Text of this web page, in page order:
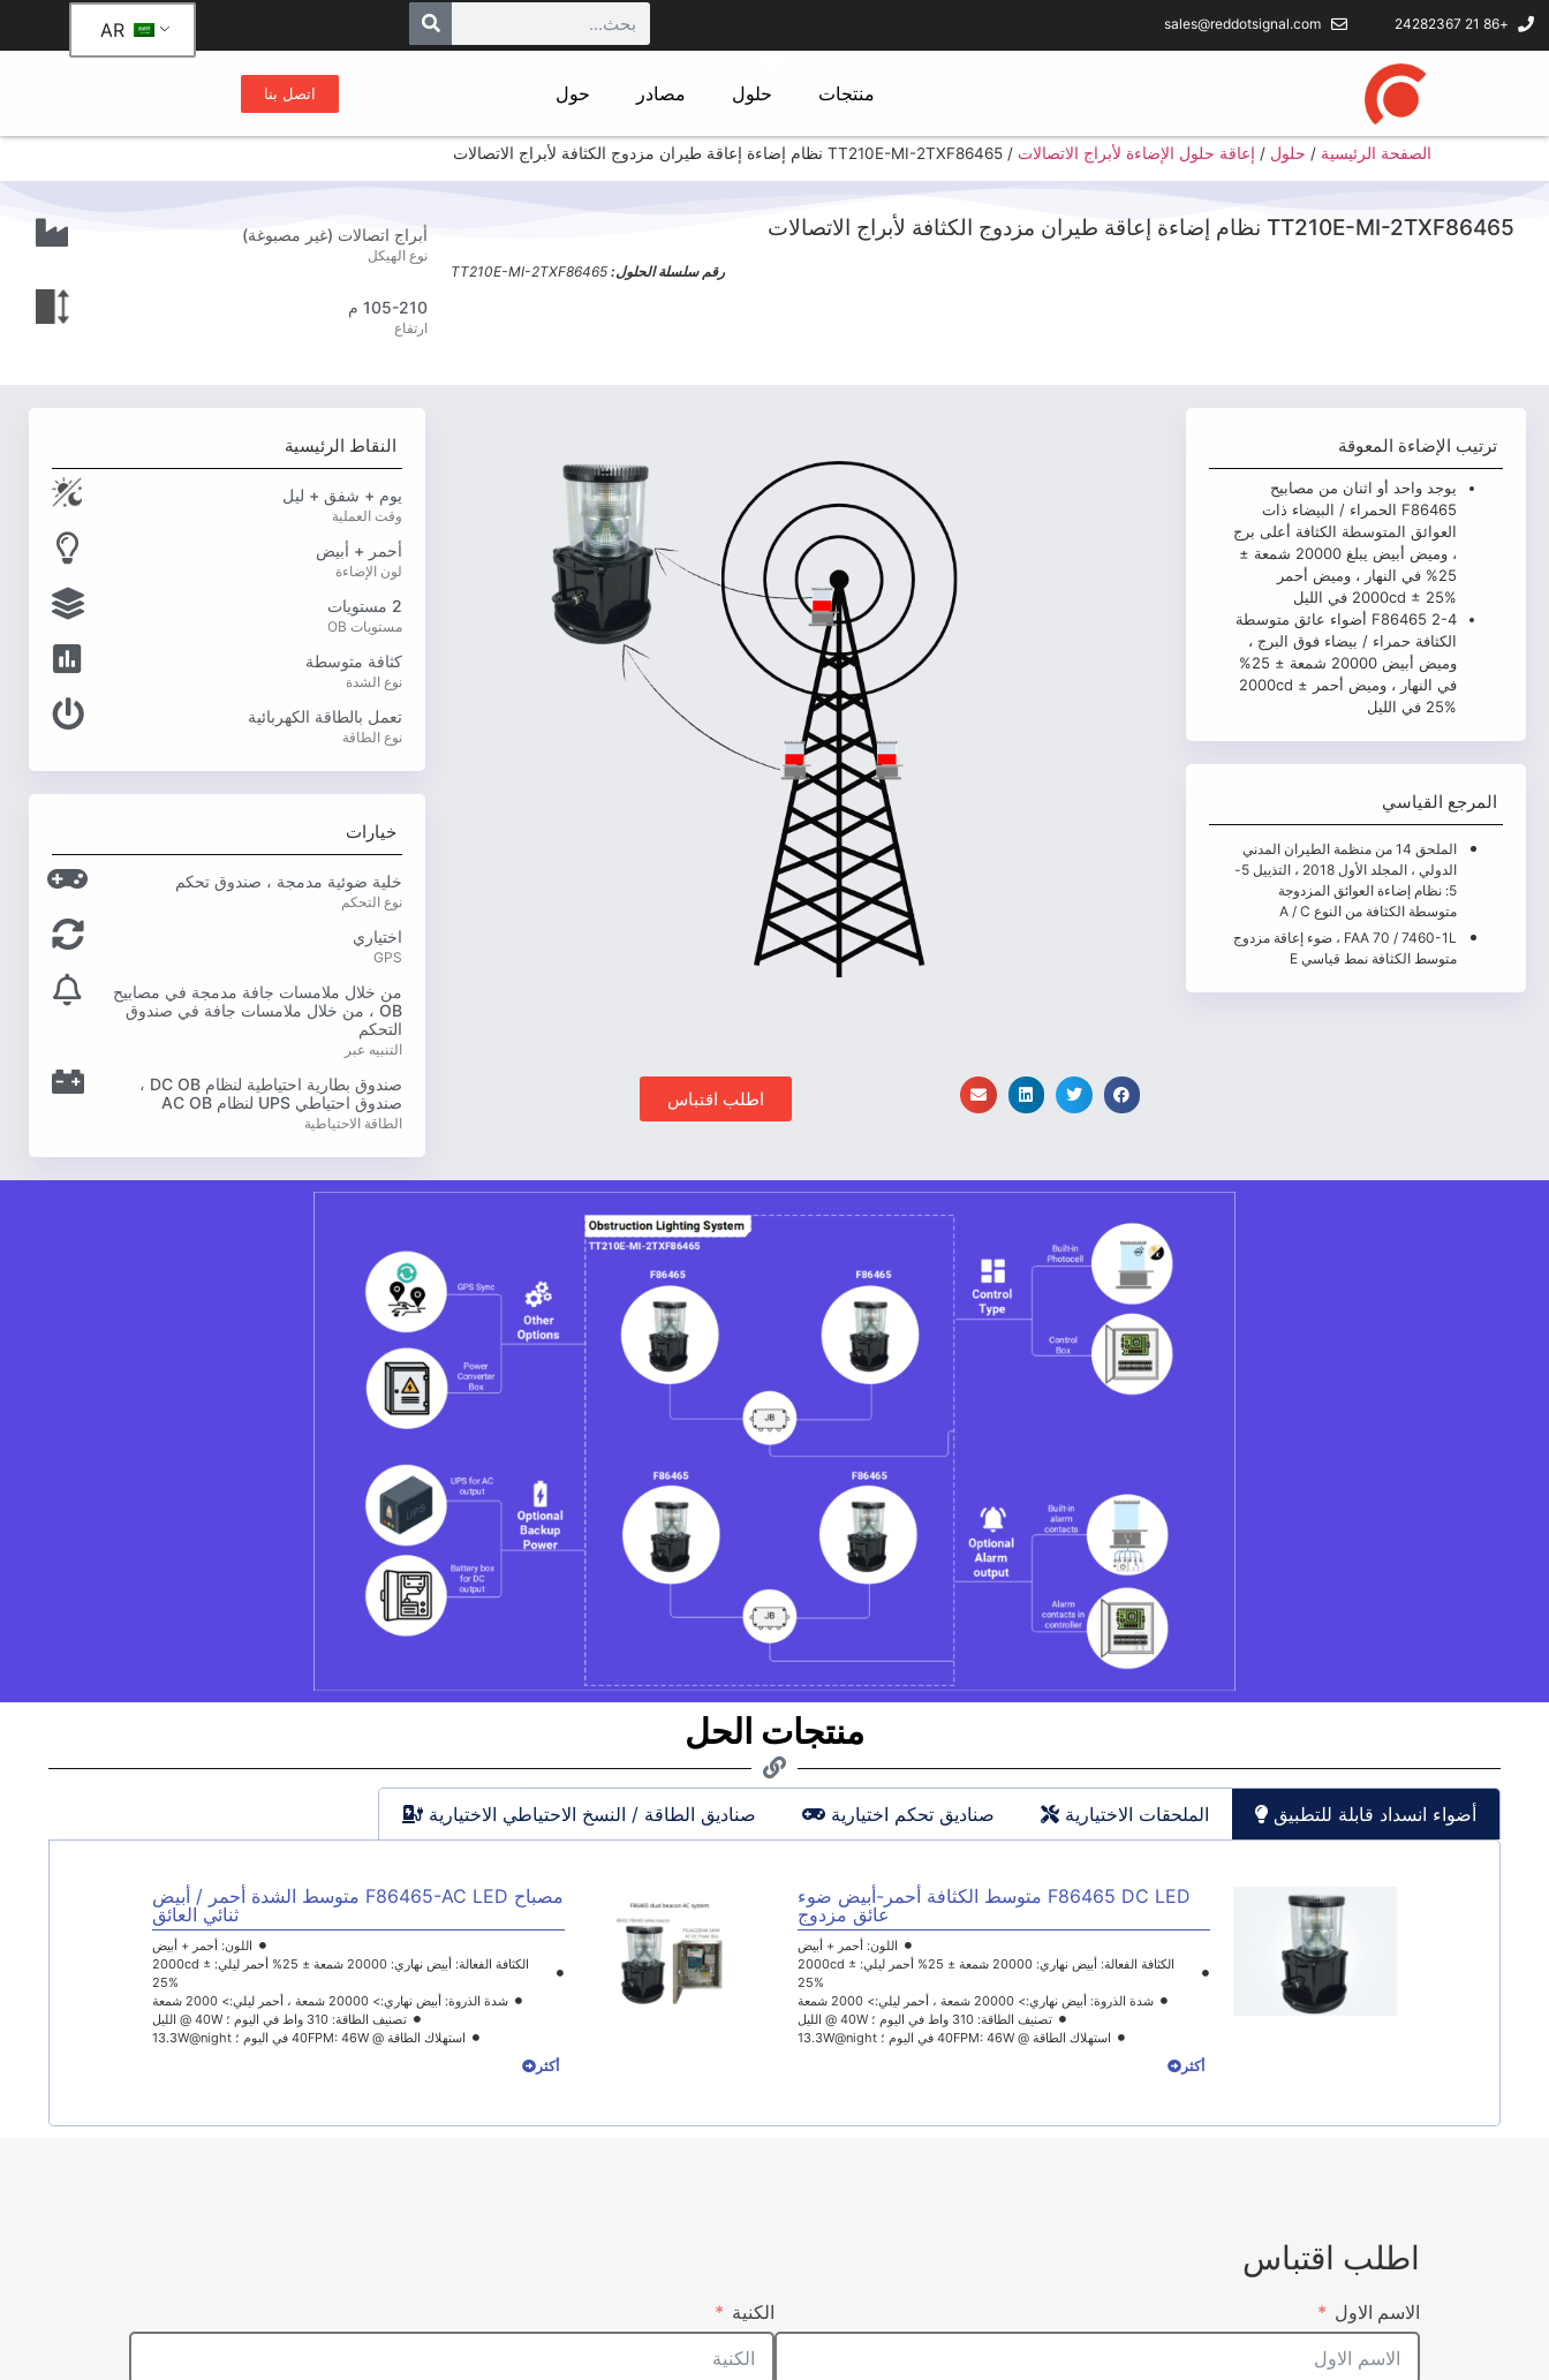
+86 21 24282367
sales@reddotsignal.com
AR
منتجات حلول مصادر حول اتصل بنا
الصفحة الرئيسية / حلول / إعاقة حلول الإضاءة لأبراج الاتصالات / TT210E-MI-2TXF86465 نظام إضاءة إعاقة طيران مزدوج الكثافة لأبراج الاتصالات
TT210E-MI-2TXF86465 نظام إضاءة إعاقة طيران مزدوج الكثافة لأبراج الاتصالات
رقم سلسلة الحلول:TT210E-MI-2TXF86465
أبراج اتصالات (غير مصبوغة)
نوع الهيكل
105-210 م
ارتفاع
ترتيب الإضاءة المعوقة
يوجد واحد أو اثنان من مصابيح
F86465 الحمراء / البيضاء ذات
العوائق المتوسطة الكثافة أعلى برج
، وميض أبيض يبلغ 20000 شمعة ±
25% في النهار ، وميض أحمر
2000cd ± 25% في الليل
2-4 F86465 أضواء عائق متوسطة
الكثافة حمراء / بيضاء فوق البرج ،
وميض أبيض 20000 شمعة ± 25%
في النهار ، وميض أحمر 2000cd ±
25% في الليل
المرجع القياسي
الملحق 14 من منظمة الطيران المدني
الدولي ، المجلد الأول 2018 ، التذييل 5-
5: نظام إضاءة العوائق المزدوجة
متوسطة الكثافة من النوع A / C
FAA 70 / 7460-1L ، ضوء إعاقة مزدوج
متوسط الكثافة نمط قياسي E
اطلب اقتباس
النقاط الرئيسية
يوم + شفق + ليل
وقت العملية
أحمر + أبيض
لون الإضاءة
2 مستويات
مستويات OB
كثافة متوسطة
نوع الشدة
تعمل بالطاقة الكهربائية
نوع الطاقة
خيارات
خلية ضوئية مدمجة ، صندوق تحكم
نوع التحكم
اختياري
GPS
من خلال ملامسات جافة مدمجة في مصابيح
OB ، من خلال ملامسات جافة في صندوق
التحكم
التنبيه عبر
صندوق بطارية احتياطية لنظام DC OB ،
صندوق احتياطي UPS لنظام AC OB
الطاقة الاحتياطية
منتجات الحل
أضواء انسداد قابلة للتطبيق الملحقات الاختيارية صناديق تحكم اختيارية صناديق الطاقة / النسخ الاحتياطي الاختيارية
F86465 DC LED متوسط الكثافة أحمر-أبيض ضوء
عائق مزدوج
اللون: أحمر + أبيض
الكثافة الفعالة: أبيض نهاري: 20000 شمعة ± 25% أحمر ليلي: 2000cd ±
25%
شدة الذروة: أبيض نهاري:> 20000 شمعة ، أحمر ليلي:> 2000 شمعة
تصنيف الطاقة: 310 واط في اليوم ؛ 40W @ الليل
استهلاك الطاقة @ 40FPM: 46W في اليوم ؛ 13.3W@night
أكثر
مصباح F86465-AC LED متوسط الشدة أحمر / أبيض
ثنائي العائق
اللون: أحمر + أبيض
الكثافة الفعالة: أبيض نهاري: 20000 شمعة ± 25% أحمر ليلي: 2000cd ±
25%
شدة الذروة: أبيض نهاري:> 20000 شمعة ، أحمر ليلي:> 2000 شمعة
تصنيف الطاقة: 310 واط في اليوم ؛ 40W @ الليل
استهلاك الطاقة @ 40FPM: 46W في اليوم ؛ 13.3W@night
أكثر
اطلب اقتباس
الاسم الاول الكنية